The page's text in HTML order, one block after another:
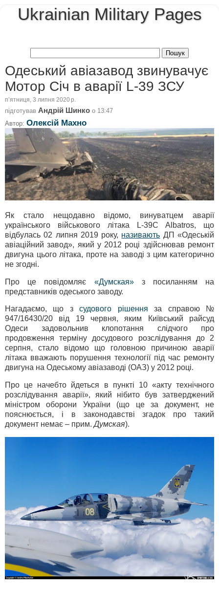
Ukrainian Military Pages
Одеський авіазавод звинувачує
Мотор Січ в аварії L-39 ЗСУ
пʼятниця, 3 липня 2020 р.
підготував Андрій Шинко о 13:47
Автор: Олексій Махно
Як стало нещодавно відомо, винуватцем аварії
українського військового літака L-39C Albatros, що
відбулась 02 липня 2019 року, називають ДП «Одеській
авіаційний завод», який у 2012 році здійснював ремонт
двигуна цього літака, проте на заводі з цим категорично
не згодні.
Про це повідомляє «Думская»з посиланням на
представників одеського заводу.
Нагадаємо, що зсудового рішення за справою №
947/16430/20 від 19 червня, яким Київський райсуд
Одеси задовольнив клопотання слідчого про
продовження терміну досудового розслідування до 2
серпня, стало відомо що головною причиною аварії
літака вважають порушення технології під час ремонту
двигуна на Одеському авіазаводі (ОАЗ) у 2012 році.
Про це начебто йдеться в пункті 10 «акту технічного
розслідування аварії», який нібито був затверджений
міністром оборони України (що це за документ, не
пояснюється, і в законодавстві згадок про такий
документ немає – прим.Думская).